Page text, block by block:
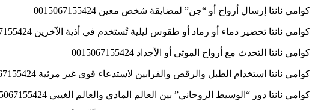
كوامي نانتا إرسال أرواح أو “جن” لمضايقة شخص معين 0015067155424
كوامي نانتا تحضير دماء أو رماد أو طقوس ليلية تُستخدم في أذية الآخرين 0015067155424
كوامي نانتا التحدث مع أرواح الموتى أو الأجداد 0015067155424
كوامي نانتا استخدام الطبل والرقص والقرابين لاستدعاء قوى غير مرئية 0015067155424
كوامي نانتا دور “الوسيط الروحاني” بين العالم المادي والعالم الغيبي 0015067155424